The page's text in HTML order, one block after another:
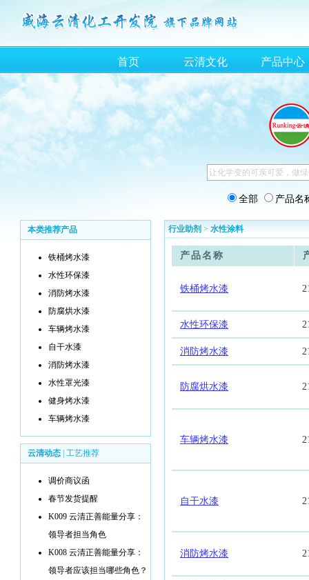
首页 云清文化 产品中心
全部 产品名
本类推荐产品
铁桶烤水漆
水性环保漆
消防烤水漆
防腐烘水漆
车辆烤水漆
自干水漆
消防烤水漆
水性罩光漆
健身烤水漆
车辆烤水漆
云清动态 工艺推荐
调价商议函
春节发货提醒
K009 云清正善能量分享：
领导者担当角色
K008 云清正善能量分享：
领导者应该担当哪些角色？
行业助剂 > 水性涂料
产品名称
铁桶烤水漆
水性环保漆
消防烤水漆
防腐烘水漆
车辆烤水漆
自干水漆
消防烤水漆